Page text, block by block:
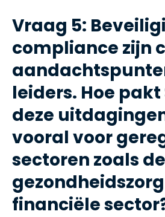
Vraag 5:
compliance zijn
leiders. Hoe
deze
vooral voor
sectoren zoals de
financiële